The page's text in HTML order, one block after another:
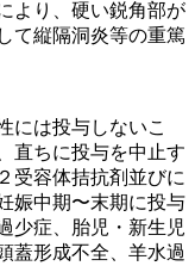
より、硬い鋭角部が
て縦隔洞炎等の重篤
には投与しないこ
直ちに投与を中止す
受容体拮抗剤並びに
娠中期〜末期に投与
少症、胎児・新生児
蓋形成不全、羊水過